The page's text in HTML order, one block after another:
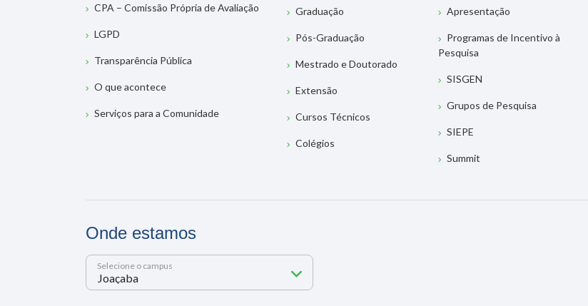
CPA – Comissão Própria de Avaliação
LGPD
Transparência Pública
O que acontece
Serviços para a Comunidade
Graduação
Pós-Graduação
Mestrado e Doutorado
Extensão
Cursos Técnicos
Colégios
Apresentação
Programas de Incentivo à
Pesquisa
SISGEN
Grupos de Pesquisa
SIEPE
Summit
Onde estamos
Selecione o campus